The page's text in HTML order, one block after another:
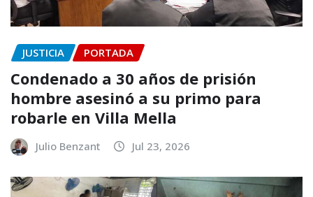
JUSTICIA PORTADA
Condenado a 30 años de prisión
hombre asesinó a su primo para
robarle en Villa Mella
Julio Benzant Jul 23, 2026